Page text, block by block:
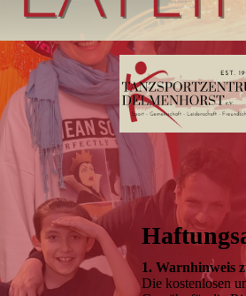
1. Warnhinweis
Die kostenlosen